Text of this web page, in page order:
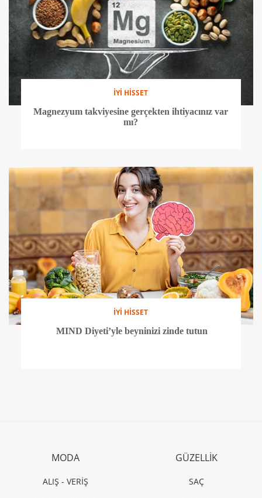
İYİ HİSSET
Magnezyum takviyesine gerçekten ihtiyacınız var
mı?
İYİ HİSSET
MIND Diyeti’yle beyninizi zinde tutun
MODA
ALIŞ - VERİŞ
GÜZELLİK
SAÇ